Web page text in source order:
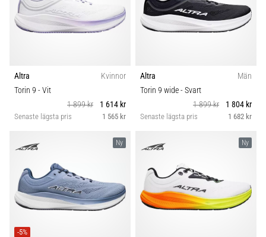
Altra
Kvinnor
Torin 9 - Vit
1 899 kr
1 614 kr
Senaste lägsta pris 1 565 kr
Altra
Män
Torin 9 wide- Svart
1 899 kr
1 804 kr
Senaste lägsta pris 1 682 kr
Ny
-5%
Ny